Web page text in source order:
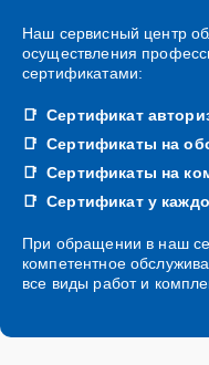
Наш сервисный центр
осуществления
сертификатами:
Сертификат
Сертификаты на
Сертификаты на
Сертификат у
При обращении в наш
компетентное
все виды работ и